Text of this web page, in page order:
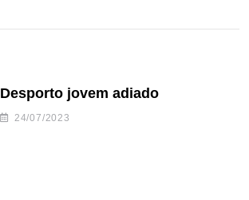
Desporto jovem adiado
24/07/2023